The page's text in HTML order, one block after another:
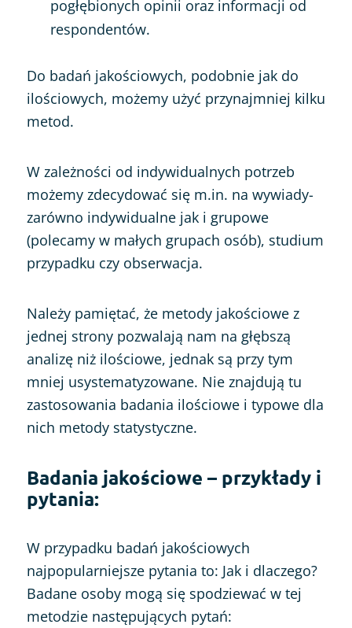
pogłębionych opinii oraz informacji od
respondentów.
Do badań jakościowych, podobnie jak do
ilościowych, możemy użyć przynajmniej kilku
metod.
W zależności od indywidualnych potrzeb
możemy zdecydować się m.in. na wywiady-
zarówno indywidualne jak i grupowe
(polecamy w małych grupach osób), studium
przypadku czy obserwacja.
Należy pamiętać, że metody jakościowe z
jednej strony pozwalają nam na głębszą
analizę niż ilościowe, jednak są przy tym
mniej usystematyzowane. Nie znajdują tu
zastosowania badania ilościowe i typowe dla
nich metody statystyczne.
Badania jakościowe – przykłady i
pytania:
W przypadku badań jakościowych
najpopularniejsze pytania to: Jak i dlaczego?
Badane osoby mogą się spodziewać w tej
metodzie następujących pytań: